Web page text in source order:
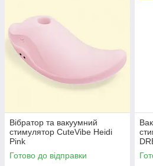
Вібратор та вакуумний
стимулятор CuteVibe Heidi
Pink
Готово до відправки